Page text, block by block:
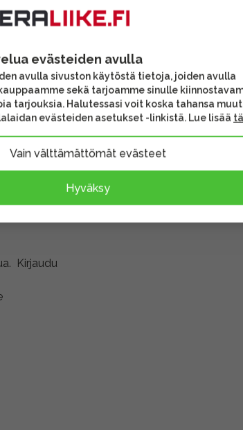
voivat
Ei
Kirjaudu
evästeiden avulla
avulla sivuston käytöstä tietoja, joiden avulla
sekä tarjoamme sinulle
tarjouksia. Halutessasi voit koska tahansa
evästeiden asetukset -linkistä. Lue lisää
Vain välttämättömät evästeet
Hyväksy